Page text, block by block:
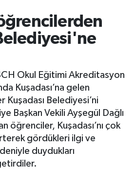
Okul Eğitimi Akreditasyon
Kuşadası’na gelen
Kuşadası Belediyesi’ni
Başkan Vekili Ayşegül Dağlı
öğrenciler, Kuşadası’nı çok
gördükleri ilgi ve
duydukları